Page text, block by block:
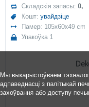
Складскія запасы:0,
Кошт:увайдзіце
Памер: 105x60x49 cm
Упакоўка 1
Мы выкарыстоўваем
адпаведнасці з палітыкай
захоўвання або доступу